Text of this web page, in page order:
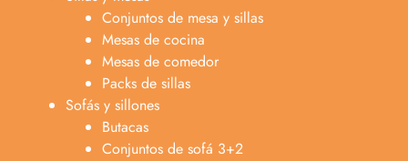
Conjuntos de mesa y sillas
Mesas de cocina
Mesas de comedor
Packs de sillas
Sofás y sillones
Butacas
Conjuntos de sofá 3+2